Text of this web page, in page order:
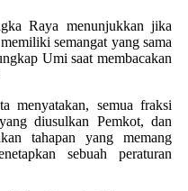
Raya menunjukkan jika
semangat yang sama
Umi saat membacakan
menyatakan, semua fraksi
diusulkan Pemkot, dan
tahapan yang memang
sebuah peraturan